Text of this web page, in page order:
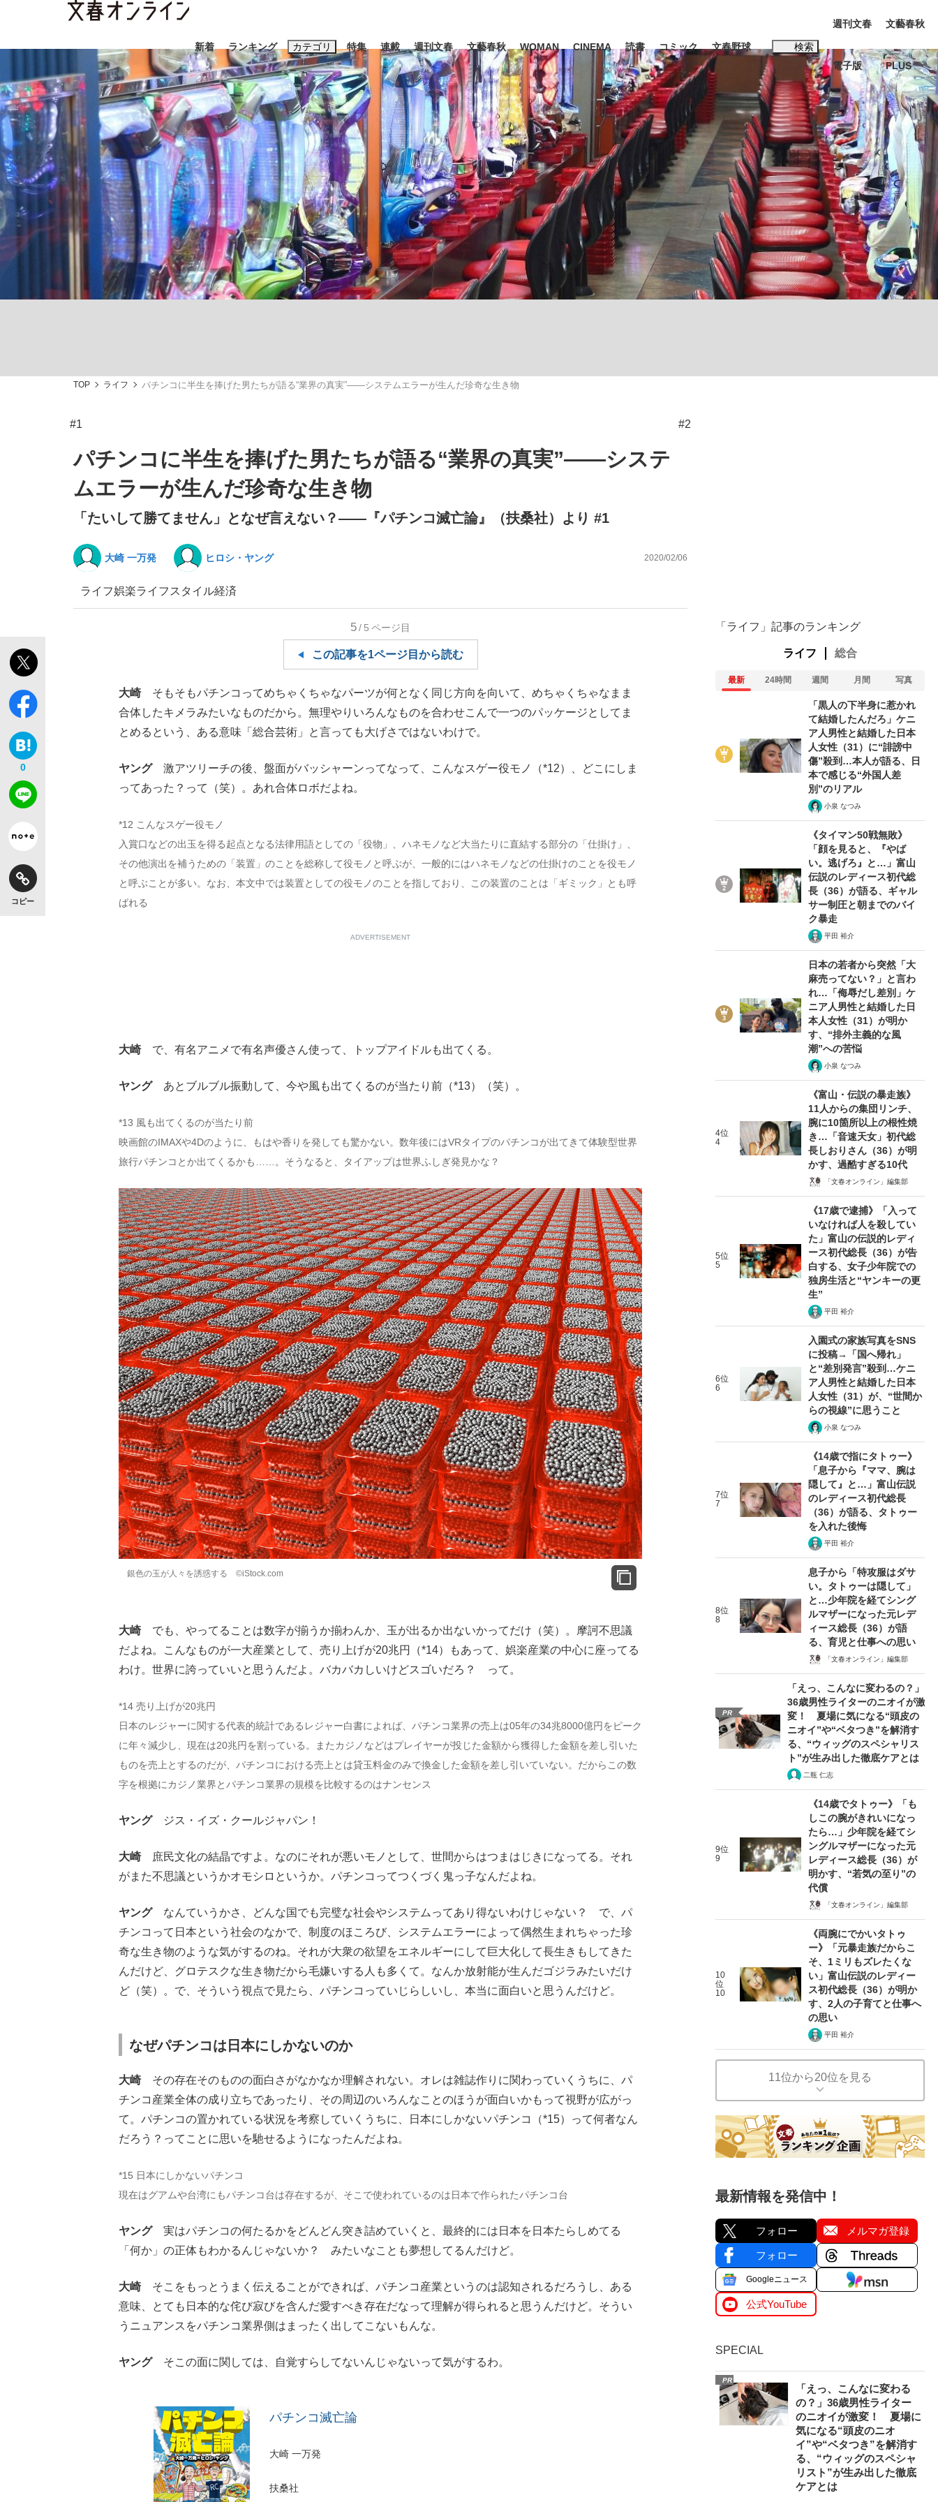
新着 ランキング カテゴリ
スクープ ニュース エンタメ ライフ ビジネス インタビュー
「善か悪かはどちらでもいい」リアル『九条の大罪』弁護士が明かすトク... 「キオクシアの投資の桁は一つ多くてもいい」時価総額が一時トヨタ超え...
【独自】昭和の大女優・小川真由美（享年86）が鹿児島で3月に死去し...
《VIVANT》頼れる相棒・ドラムが認めた“照ノ富士に激怒され... 《BTS厳戒トーキョー滞在記》RM→渋谷で飲み会、JIN→伊豆の...
特集
終戦から81年 日本生まれのK-POPアイドルたち
キングの誕生を、目撃せよ。
もっと見る
連載 週刊文春 文藝春秋 WOMAN CINEMA 読書 コミック 文春野球 検索
キーワード入力
おすすめのキーワードタグ一覧
#藤田晋 #三山凌輝 #高市早苗 #後藤真希 #森岡毅 #城彰二 #内田有紀
#松田聖子
#玉木雄一郎
#亀和田武
週刊文春
電子版
文藝春秋
PLUS
TOP ライフ パチンコに半生を捧げた男たちが語る“業界の真実”――システムエラーが生んだ珍奇な生き物
#1 #2
パチンコに半生を捧げた男たちが語る“業界の真実”――システ
ムエラーが生んだ珍奇な生き物
「たいして勝てません」となぜ言えない？――『パチンコ滅亡論』（扶桑社）より #1
大崎 一万発 ヒロシ・ヤング 2020/02/06
ライフ娯楽ライフスタイル経済
0
コピー
5/5 ページ目
この記事を1ページ目から読む
大崎そもそもパチンコってめちゃくちゃなパーツが何となく同じ方向を向いて、めちゃくちゃなまま
合体したキメラみたいなものだから。無理やりいろんなものを合わせこんで一つのパッケージとしてま
とめるという、ある意味「総合芸術」と言っても大げさではないわけで。
ヤング激アツリーチの後、盤面がバッシャーンってなって、こんなスゲー役モノ（*12）、どこにしま
ってあった？って（笑）。あれ合体ロボだよね。
*12 こんなスゲー役モノ
入賞口などの出玉を得る起点となる法律用語としての「役物」、ハネモノなど大当たりに直結する部分の「仕掛け」、
その他演出を補うための「装置」のことを総称して役モノと呼ぶが、一般的にはハネモノなどの仕掛けのことを役モノ
と呼ぶことが多い。なお、本文中では装置としての役モノのことを指しており、この装置のことは「ギミック」とも呼
ばれる
ADVERTISEMENT
大崎で、有名アニメで有名声優さん使って、トップアイドルも出てくる。
ヤングあとブルブル振動して、今や風も出てくるのが当たり前（*13）（笑）。
*13 風も出てくるのが当たり前
映画館のIMAXや4Dのように、もはや香りを発しても驚かない。数年後にはVRタイプのパチンコが出てきて体験型世界
旅行パチンコとか出てくるかも……。そうなると、タイアップは世界ふしぎ発見かな？
銀色の玉が人々を誘惑する ©iStock.com
大崎でも、やってることは数字が揃うか揃わんか、玉が出るか出ないかってだけ（笑）。摩訶不思議
だよね。こんなものが一大産業として、売り上げが20兆円（*14）もあって、娯楽産業の中心に座ってる
わけ。世界に誇っていいと思うんだよ。バカバカしいけどスゴいだろ？ って。
*14 売り上げが20兆円
日本のレジャーに関する代表的統計であるレジャー白書によれば、パチンコ業界の売上は05年の34兆8000億円をピーク
に年々減少し、現在は20兆円を割っている。またカジノなどはプレイヤーが投じた金額から獲得した金額を差し引いた
ものを売上とするのだが、パチンコにおける売上とは貸玉料金のみで換金した金額を差し引いていない。だからこの数
字を根拠にカジノ業界とパチンコ業界の規模を比較するのはナンセンス
ヤングジス・イズ・クールジャパン！
大崎庶民文化の結晶ですよ。なのにそれが悪いモノとして、世間からはつまはじきになってる。それ
がまた不思議というかオモシロというか。パチンコってつくづく鬼っ子なんだよね。
ヤングなんていうかさ、どんな国でも完璧な社会やシステムってあり得ないわけじゃない？ で、パ
チンコって日本という社会のなかで、制度のほころび、システムエラーによって偶然生まれちゃった珍
奇な生き物のような気がするのね。それが大衆の欲望をエネルギーにして巨大化して長生きもしてきた
んだけど、グロテスクな生き物だから毛嫌いする人も多くて。なんか放射能が生んだゴジラみたいだけ
ど（笑）。で、そういう視点で見たら、パチンコっていじらしいし、本当に面白いと思うんだけど。
なぜパチンコは日本にしかないのか
大崎その存在そのものの面白さがなかなか理解されない。オレは雑誌作りに関わっていくうちに、パ
チンコ産業全体の成り立ちであったり、その周辺のいろんなことのほうが面白いかもって視野が広がっ
て。パチンコの置かれている状況を考察していくうちに、日本にしかないパチンコ（*15）って何者なん
だろう？ってことに思いを馳せるようになったんだよね。
*15 日本にしかないパチンコ
現在はグアムや台湾にもパチンコ台は存在するが、そこで使われているのは日本で作られたパチンコ台
ヤング実はパチンコの何たるかをどんどん突き詰めていくと、最終的には日本を日本たらしめてる
「何か」の正体もわかるんじゃないか？ みたいなことも夢想してるんだけど。
大崎そこをもっとうまく伝えることができれば、パチンコ産業というのは認知されるだろうし、ある
意味、とても日本的な侘び寂びを含んだ愛すべき存在だなって理解が得られると思うんだけど。そうい
うニュアンスをパチンコ業界側はまったく出してこないもんな。
ヤングそこの面に関しては、自覚すらしてないんじゃないって気がするわ。
パチンコ滅亡論
大崎 一万発
扶桑社
「ライフ」記事のランキング
ライフ 総合
最新 24時間 週間 月間 写真
「黒人の下半身に惹かれ
て結婚したんだろ」ケニ
ア人男性と結婚した日本
人女性（31）に“誹謗中
傷”殺到…本人が語る、日
本で感じる“外国人差
別”のリアル
小泉 なつみ
《タイマン50戦無敗》
「顔を見ると、『やば
い。逃げろ』と…」富山
伝説のレディース初代総
長（36）が語る、ギャル
サー制圧と朝までのバイ
ク暴走
平田 裕介
日本の若者から突然「大
麻売ってない？」と言わ
れ…「侮辱だし差別」ケ
ニア人男性と結婚した日
本人女性（31）が明か
す、“排外主義的な風
潮”への苦悩
小泉 なつみ
4位
4
《富山・伝説の暴走族》
11人からの集団リンチ、
腕に10箇所以上の根性焼
き…「音速天女」初代総
長しおりさん（36）が明
かす、過酷すぎる10代
「文春オンライン」編集部
5位
5
《17歳で逮捕》「入って
いなければ人を殺してい
た」富山の伝説的レディ
ース初代総長（36）が告
白する、女子少年院での
独房生活と“ヤンキーの更
生”
平田 裕介
6位
6
入園式の家族写真をSNS
に投稿→「国へ帰れ」
と“差別発言”殺到…ケニ
ア人男性と結婚した日本
人女性（31）が、“世間か
らの視線”に思うこと
小泉 なつみ
7位
7
《14歳で指にタトゥー》
「息子から『ママ、腕は
隠して』と…」富山伝説
のレディース初代総長
（36）が語る、タトゥー
を入れた後悔
平田 裕介
8位
8
息子から「特攻服はダサ
い。タトゥーは隠して」
と…少年院を経てシング
ルマザーになった元レデ
ィース総長（36）が語
る、育児と仕事への思い
「文春オンライン」編集部
PR
「えっ、こんなに変わるの？」
36歳男性ライターのニオイが激
変！ 夏場に気になる“頭皮の
ニオイ”や“ベタつき”を解消す
る、“ウィッグのスペシャリス
ト”が生み出した徹底ケアとは
二瓶 仁志
9位
9
《14歳でタトゥー》「も
しこの腕がきれいになっ
たら…」少年院を経てシ
ングルマザーになった元
レディース総長（36）が
明かす、“若気の至り”の
代償
「文春オンライン」編集部
10
位
10
《両腕にでかいタトゥ
ー》「元暴走族だからこ
そ、1ミリもズレたくな
い」富山伝説のレディー
ス初代総長（36）が明か
す、2人の子育てと仕事へ
の思い
平田 裕介
11位から20位を見る
最新情報を発信中！
フォロー メルマガ登録
フォロー
Googleニュース
公式YouTube
SPECIAL
PR
「えっ、こんなに変わる
の？」36歳男性ライター
のニオイが激変！ 夏場に
気になる“頭皮のニオ
イ”や“ベタつき”を解消す
る、“ウィッグのスペシャ
リスト”が生み出した徹底
ケアとは